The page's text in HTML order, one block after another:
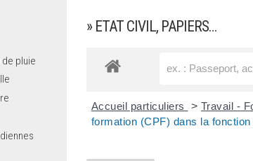
» ETAT CIVIL, PAPIERS…
Accueil particuliers > Travail -
formation (CPF) dans la
de pluie